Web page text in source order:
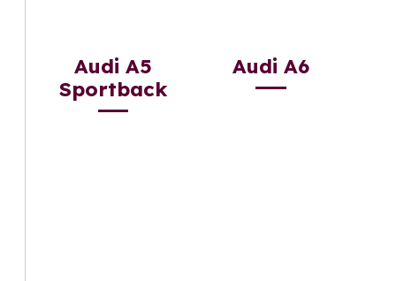
Audi A5
Sportback
Audi A6